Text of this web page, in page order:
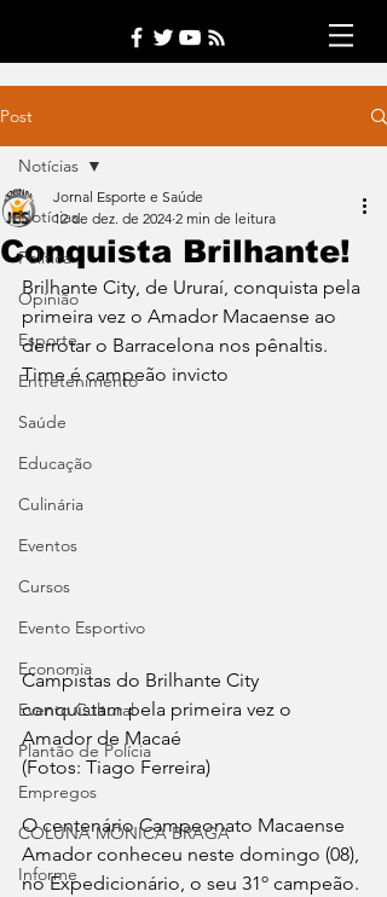
Post
Notícias
Política
Opinião
Esporte
Entretenimento
Saúde
Educação
Culinária
Eventos
Cursos
Evento Esportivo
Economia
Evento Cultural
Plantão de Polícia
Empregos
COLUNA MÔNICA BRAGA
Informe
Notícias
Conquista Brilhante!
Jornal Esporte e Saúde
12 de dez. de 2024 2 min de leitura
Brilhante City, de Ururaí, conquista pela
primeira vez o Amador Macaense ao
derrotar o Barracelona nos pênaltis.
Time é campeão invicto
Campistas do Brilhante City
conquistam pela primeira vez o
Amador de Macaé
(Fotos: Tiago Ferreira)
O centenário Campeonato Macaense
Amador conheceu neste domingo (08),
no Expedicionário, o seu 31º campeão.